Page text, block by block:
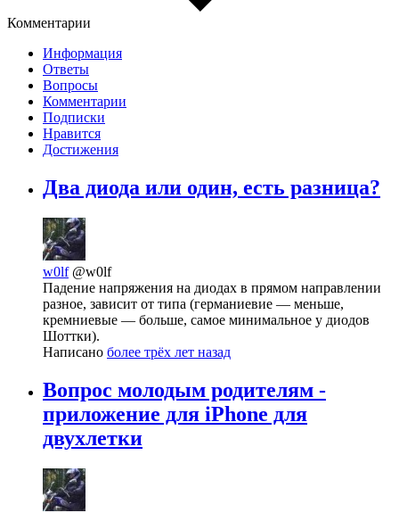
Комментарии
Информация
Ответы
Вопросы
Комментарии
Подписки
Нравится
Достижения
Два диода или один, есть разница?
w0lf @w0lf
Падение напряжения на диодах в прямом направлении
разное, зависит от типа (германиевие — меньше,
кремниевые — больше, самое минимальное у диодов
Шоттки).
Написано более трёх лет назад
Вопрос молодым родителям -
приложение для iPhone для
двухлетки